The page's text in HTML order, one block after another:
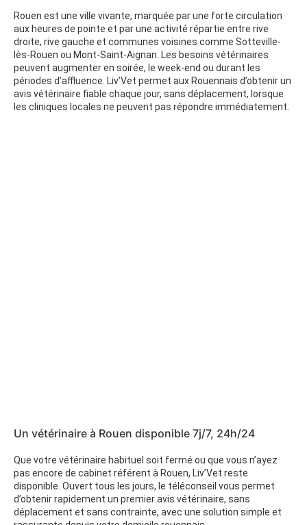
Rouen est une ville vivante, marquée par une forte circulation
aux heures de pointe et par une activité répartie entre rive
droite, rive gauche et communes voisines comme Sotteville-
lès-Rouen ou Mont-Saint-Aignan. Les besoins vétérinaires
peuvent augmenter en soirée, le week-end ou durant les
périodes d’affluence. Liv’Vet permet aux Rouennais d’obtenir un
avis vétérinaire fiable chaque jour, sans déplacement, lorsque
les cliniques locales ne peuvent pas répondre immédiatement.
Un vétérinaire à Rouen disponible 7j/7, 24h/24
Que votre vétérinaire habituel soit fermé ou que vous n’ayez
pas encore de cabinet référent à Rouen, Liv’Vet reste
disponible. Ouvert tous les jours, le téléconseil vous permet
d’obtenir rapidement un premier avis vétérinaire, sans
déplacement et sans contrainte, avec une solution simple et